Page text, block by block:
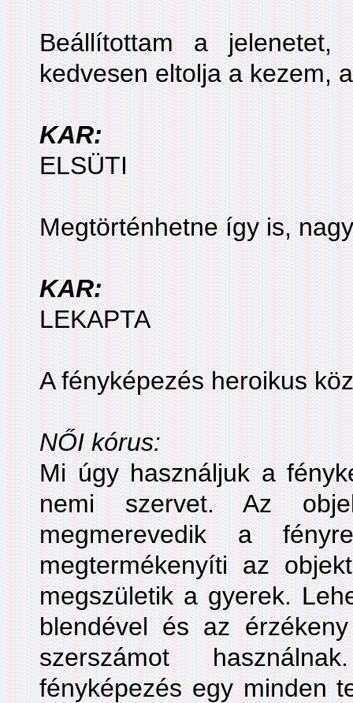
Beállítottam a jelenetet,
kedvesen eltolja a kezem,
KAR:
ELSÜTI
Megtörténhetne így is,
KAR:
LEKAPTA
A fényképezés heroikus
NŐI kórus:
Mi úgy használjuk a
nemi szervet. Az
megmerevedik a
megtermékenyíti az
megszületik a gyerek.
blendével és az
szerszámot
fényképezés egy minden